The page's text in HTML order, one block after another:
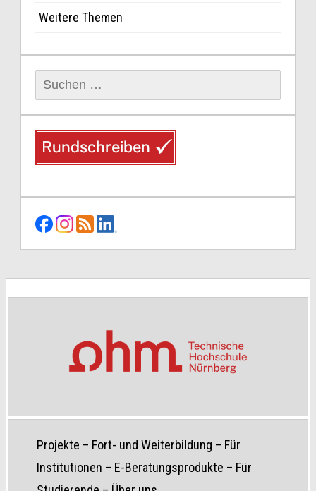
Weitere Themen
Suchen
nach:
Projekte – Fort- und Weiterbildung – Für
Institutionen – E-Beratungsprodukte – Für